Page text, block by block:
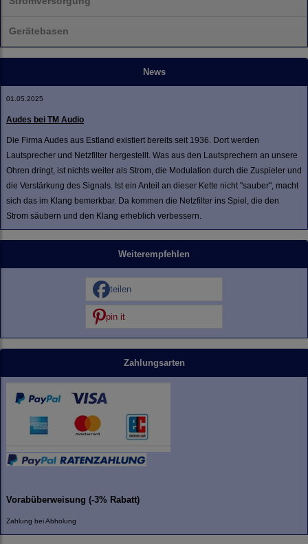
Gerätebasen
News
01.05.2025
Audes bei TM Audio
Die Firma Audes aus Estland existiert bereits seit 1936. Dort werden
Lautsprecher und Netzfilter hergestellt. Was aus den Lautsprechern an unsere
Ohren dringt, ist nichts weiter als Strom, die Modulation durch die Zuspieler und
die Verstärkung des Signals. Ist ein Anteil an dieser Kette nicht "sauber", macht
sich das im Klang bemerkbar. Da kommen die Netzfilter ins Spiel, die den
Strom säubern und den Klang erheblich verbessern.
Weiterempfehlen
teilen
pin it
Zahlungsarten
Vorabüberweisung (-3% Rabatt)
Zahlung bei Abholung